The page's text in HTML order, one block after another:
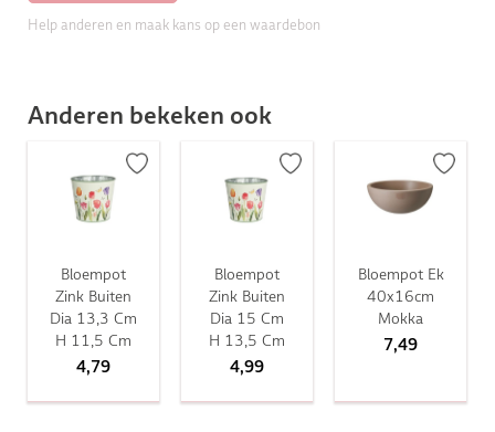
Help anderen en maak kans op een waardebon
Anderen bekeken ook
Bloempot
Zink Buiten
Dia 13,3 Cm
H 11,5 Cm
4,79
Bloempot
Zink Buiten
Dia 15 Cm
H 13,5 Cm
4,99
Bloempot Ek
40x16cm
Mokka
7,49